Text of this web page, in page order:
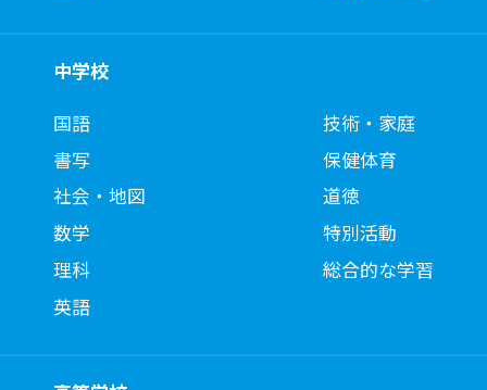
中学校
国語
書写
社会・地図
数学
理科
英語
技術・家庭
保健体育
道徳
特別活動
総合的な学習